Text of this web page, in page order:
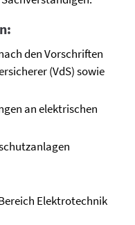
den Vorschriften
(VdS) sowie
an elektrischen
Elektrotechnik